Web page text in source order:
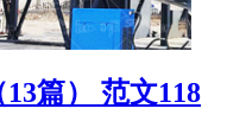
篇） 范文118